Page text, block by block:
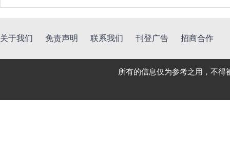
关于我们 免责声明 联系我们 刊登广告 招商合作
所有的信息仅为参考之用，不